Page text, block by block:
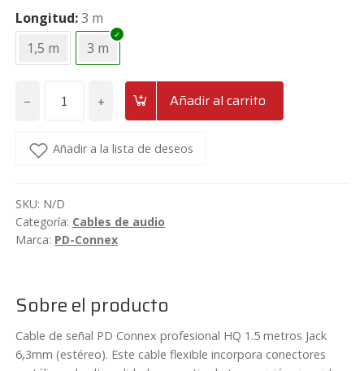
Longitud 3 m
1,5 m
3 m
−
6.3
6.3
estéreo
Connex
CX80
cantidad
+ Añadir al carrito
Añadir a la lista de deseos
SKU: N/D
Categoría: Cables de audio
Marca: PD-Connex
Sobre el producto
Cable de señal PD Connex profesional HQ 1.5 metros Jack
6,3mm (estéreo). Este cable flexible incorpora conectores